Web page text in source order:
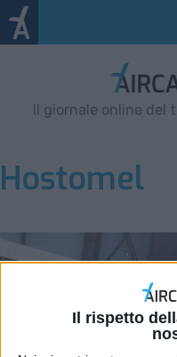
Il rispetto
Il giornale online del
Hostomel